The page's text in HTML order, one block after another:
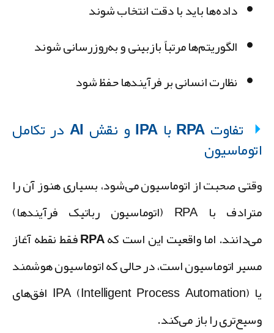
داده‌ها باید با دقت انتخاب شوند
الگوریتم‌ها مرتباً بازبینی و به‌روزرسانی شوند
نظارت انسانی بر فرآیندها حفظ شود
تفاوت RPA با IPA و نقش AI در تکامل
صحبت از اتوماسیون می‌شود، بسیاری هنوز آن را
مترادف با RPA (اتوماسیون رباتیک فرآیندها)
اما واقعیت این است که
RPA فقط نقطه آغاز
اتوماسیون است، در حالی که اتوماسیون هوشمند
یا IPA (Intelligent Process Automation) افق‌های
را باز می‌کند.